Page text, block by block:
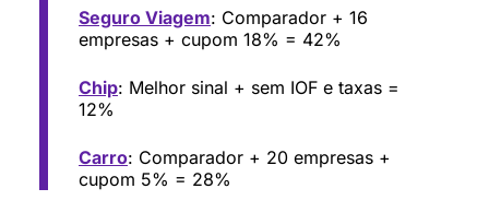
Seguro Viagem: Comparador + 16
empresas + cupom 18% = 42%
Chip: Melhor sinal + sem IOF e taxas =
12%
Carro: Comparador + 20 empresas +
cupom 5% = 28%